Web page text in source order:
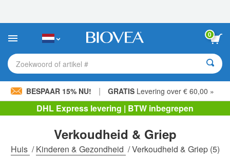
Deze
bevat
toegankelijkheidssysteem.
0
Zoekwoord of artikel #
BESPAAR 15% NU! | GRATIS Levering over € 60,00 »
DHL Express levering | BTW inbegrepen
Verkoudheid & Griep
Huis /Kinderen & Gezondheid /Verkoudheid & Griep(5)